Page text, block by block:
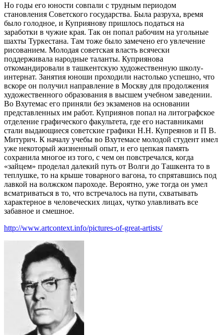
Но годы его юности совпали с трудным периодом
становления Советского государства. Была разруха, время
было голодное, и Куприянову пришлось податься на
заработки в чужие края. Так он попал рабочим на угольные
шахты Туркестана. Там тоже было замечено его увлечение
рисованием. Молодая советская власть всячески
поддерживала народные таланты. Куприянова
откомандировали в ташкентскую художественную школу-
интернат. Занятия юноши проходили настолько успешно, что
вскоре он получил направление в Москву для продолжения
художественного образования в высшем учебном заведении.
Во Вхутемас его приняли без экзаменов на основании
представленных им работ. Куприянов попал на литографское
отделение графического факультета, где его наставниками
стали выдающиеся советские графики Н.Н. Купреянов и П В.
Митурич. К началу учебы во Вхутемасе молодой студент имел
уже некоторый жизненный опыт, и его цепкая память
сохранила многое из того, с чем он повстречался, когда
«зайцем» проделал далекий путь от Волги до Ташкента то в
теплушке, то на крыше товарного вагона, то спрятавшись под
лавкой на волжском пароходе. Вероятно, уже тогда он умел
всматриваться в то, что встречалось на пути, схватывать
характерное в человеческих лицах, чутко улавливать все
забавное и смешное.
http://www.artcontext.info/pictures-of-great-artists/